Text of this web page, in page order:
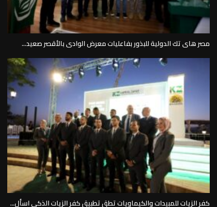
مصر هاى تك الدولية للبذور بفاعليات معرض الوادى بالأقصر صعيد...
كفر الزيات للمبيدات والكيماويات تطق تطبيق كفر الزيات الذكى اسأل...